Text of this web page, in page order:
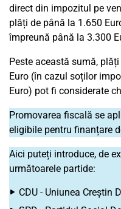
direct din impozitul pe
plăți de până la 1.650
împreună până la 3.300
Peste această sumă,
Euro (în cazul soților
Euro) pot fi considerate
Promovarea fiscală se
eligibile pentru finanțare
Aici puteți introduce, de
următoarele partide:
CDU - Uniunea Creștin